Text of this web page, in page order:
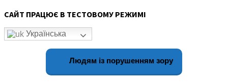
САЙТ ПРАЦЮЄ В ТЕСТОВОМУ РЕЖИМІ
Українська
Людям із порушенням зору